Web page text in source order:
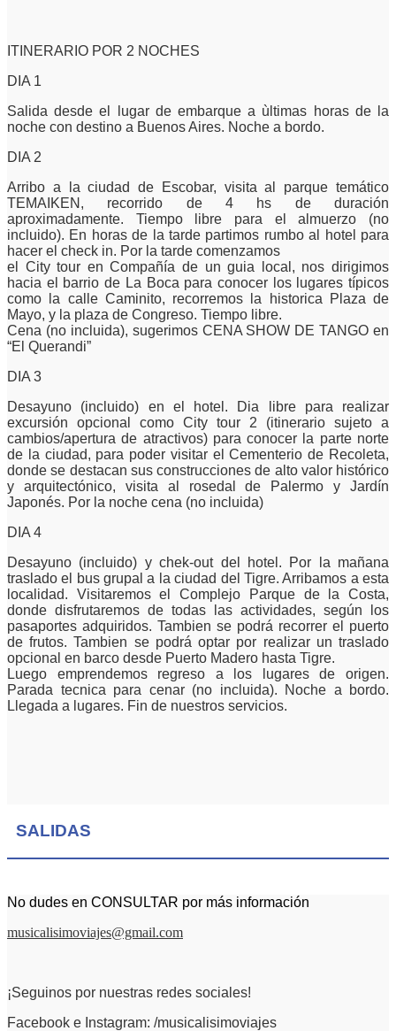
ITINERARIO POR 2 NOCHES
DIA 1
Salida desde el lugar de embarque a ùltimas horas de la
noche con destino a Buenos Aires. Noche a bordo.
DIA 2
Arribo a la ciudad de Escobar, visita al parque temático
TEMAIKEN, recorrido de 4 hs de duración
aproximadamente. Tiempo libre para el almuerzo (no
incluido). En horas de la tarde partimos rumbo al hotel para
hacer el check in. Por la tarde comenzamos
el City tour en Compañía de un guia local, nos dirigimos
hacia el barrio de La Boca para conocer los lugares típicos
como la calle Caminito, recorremos la historica Plaza de
Mayo, y la plaza de Congreso. Tiempo libre.
Cena (no incluida), sugerimos CENA SHOW DE TANGO en
“El Querandi”
DIA 3
Desayuno (incluido) en el hotel. Dia libre para realizar
excursión opcional como City tour 2 (itinerario sujeto a
cambios/apertura de atractivos) para conocer la parte norte
de la ciudad, para poder visitar el Cementerio de Recoleta,
donde se destacan sus construcciones de alto valor histórico
y arquitectónico, visita al rosedal de Palermo y Jardín
Japonés. Por la noche cena (no incluida)
DIA 4
Desayuno (incluido) y chek-out del hotel. Por la mañana
traslado el bus grupal a la ciudad del Tigre. Arribamos a esta
localidad. Visitaremos el Complejo Parque de la Costa,
donde disfrutaremos de todas las actividades, según los
pasaportes adquiridos. Tambien se podrá recorrer el puerto
de frutos. Tambien se podrá optar por realizar un traslado
opcional en barco desde Puerto Madero hasta Tigre.
Luego emprendemos regreso a los lugares de origen.
Parada tecnica para cenar (no incluida). Noche a bordo.
Llegada a lugares. Fin de nuestros servicios.
SALIDAS
No dudes en CONSULTAR por más información
musicalisimoviajes@gmail.com
¡Seguinos por nuestras redes sociales!
Facebook e Instagram: /musicalisimoviajes